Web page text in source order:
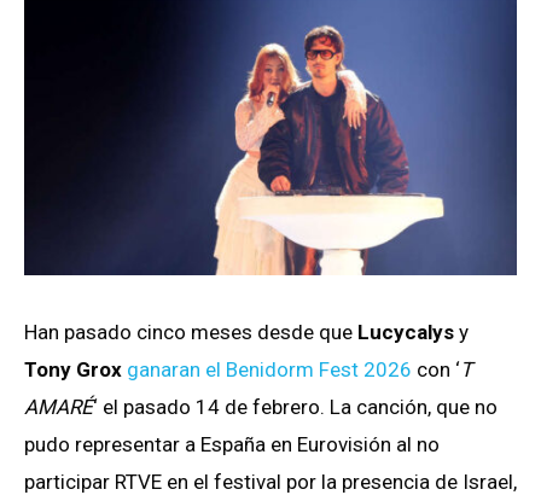
Han pasado cinco meses desde que Lucycalys y
Tony Grox ganaran el Benidorm Fest 2026 con ‘T
AMARÉ‘ el pasado 14 de febrero. La canción, que no
pudo representar a España en Eurovisión al no
participar RTVE en el festival por la presencia de Israel,